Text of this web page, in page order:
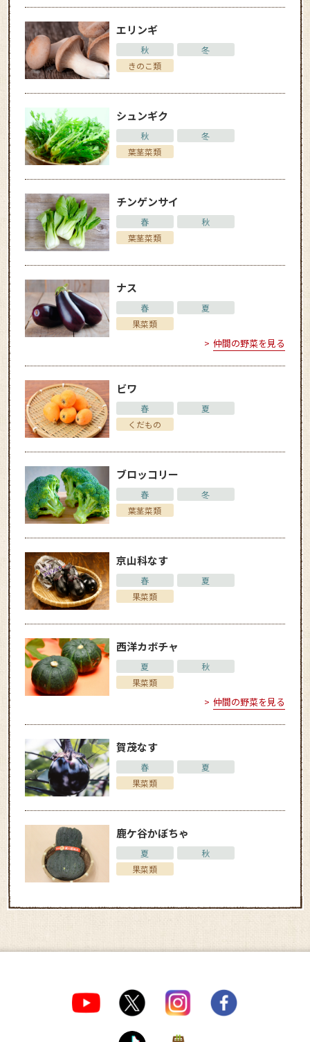
エリンギ
秋
冬
きのこ類
シュンギク
秋
冬
葉茎菜類
チンゲンサイ
春
秋
葉茎菜類
ナス
春
夏
果菜類
仲間の野菜を見る
ビワ
春
夏
くだもの
ブロッコリー
春
冬
葉茎菜類
京山科なす
春
夏
果菜類
西洋カボチャ
夏
秋
果菜類
仲間の野菜を見る
賀茂なす
春
夏
果菜類
鹿ケ谷かぼちゃ
夏
秋
果菜類